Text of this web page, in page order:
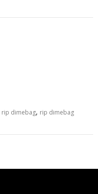
rip dimebag, rip dimebag